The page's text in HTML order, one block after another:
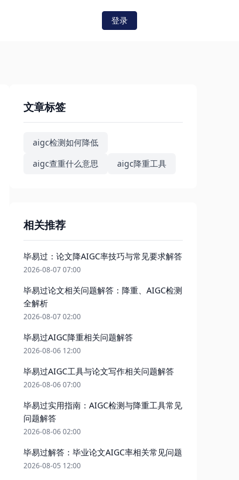
登录
文章标签
aigc检测如何降低
aigc查重什么意思
aigc降重工具
相关推荐
毕易过：论文降AIGC率技巧与常见要求解答
2026-08-07 07:00
毕易过论文相关问题解答：降重、AIGC检测
全解析
2026-08-07 02:00
毕易过AIGC降重相关问题解答
2026-08-06 12:00
毕易过AIGC工具与论文写作相关问题解答
2026-08-06 07:00
毕易过实用指南：AIGC检测与降重工具常见
问题解答
2026-08-06 02:00
毕易过解答：毕业论文AIGC率相关常见问题
2026-08-05 12:00